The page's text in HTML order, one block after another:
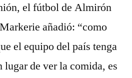
el fútbol de Almirón
añadió: “como
el equipo del país tenga
lugar de ver la comida, es